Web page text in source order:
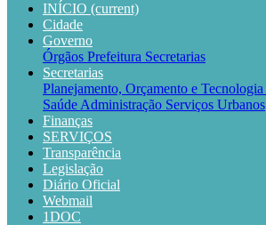
INÍCIO (current)
Cidade
Governo
Órgãos Prefeitura Secretarias
Secretarias
Planejamento, Orçamento e Tecnologia
Saúde Administração Serviços Urbanos
Finanças
SERVIÇOS
Transparência
Legislação
Diário Oficial
Webmail
1DOC